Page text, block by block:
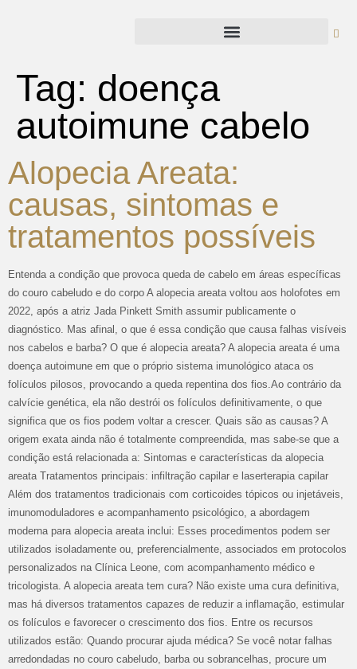
Tag: doença
autoimune cabelo
Alopecia Areata:
causas, sintomas e
tratamentos possíveis
Entenda a condição que provoca queda de cabelo em áreas específicas
do couro cabeludo e do corpo A alopecia areata voltou aos holofotes em
2022, após a atriz Jada Pinkett Smith assumir publicamente o
diagnóstico. Mas afinal, o que é essa condição que causa falhas visíveis
nos cabelos e barba? O que é alopecia areata? A alopecia areata é uma
doença autoimune em que o próprio sistema imunológico ataca os
folículos pilosos, provocando a queda repentina dos fios.Ao contrário da
calvície genética, ela não destrói os folículos definitivamente, o que
significa que os fios podem voltar a crescer. Quais são as causas? A
origem exata ainda não é totalmente compreendida, mas sabe-se que a
condição está relacionada a: Sintomas e características da alopecia
areata Tratamentos principais: infiltração capilar e laserterapia capilar
Além dos tratamentos tradicionais com corticoides tópicos ou injetáveis,
imunomoduladores e acompanhamento psicológico, a abordagem
moderna para alopecia areata inclui: Esses procedimentos podem ser
utilizados isoladamente ou, preferencialmente, associados em protocolos
personalizados na Clínica Leone, com acompanhamento médico e
tricologista. A alopecia areata tem cura? Não existe uma cura definitiva,
mas há diversos tratamentos capazes de reduzir a inflamação, estimular
os folículos e favorecer o crescimento dos fios. Entre os recursos
utilizados estão: Quando procurar ajuda médica? Se você notar falhas
arredondadas no couro cabeludo, barba ou sobrancelhas, procure um